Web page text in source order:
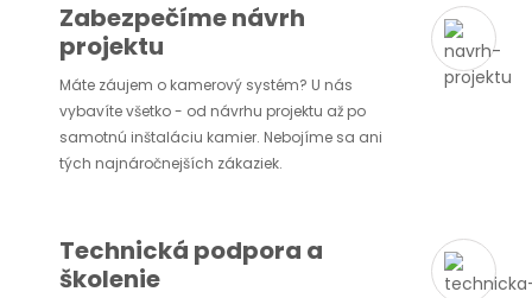
Zabezpečíme návrh
projektu
Máte záujem o kamerový systém? U nás
vybavíte všetko - od návrhu projektu až po
samotnú inštaláciu kamier. Nebojíme sa ani
tých najnáročnejších zákaziek.
Technická podpora a
školenie